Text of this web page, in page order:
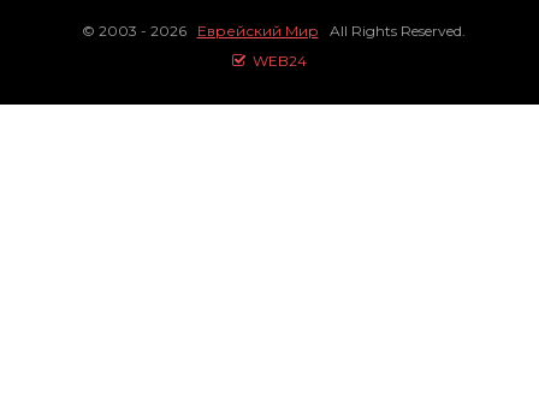
© 2003 - 2026 Еврейский Мир All Rights Reserved.
WEB24